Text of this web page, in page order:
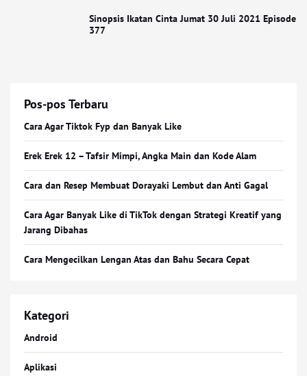
Sinopsis Ikatan Cinta Jumat 30 Juli 2021 Episode
377
Pos-pos Terbaru
Cara Agar Tiktok Fyp dan Banyak Like
Erek Erek 12 – Tafsir Mimpi, Angka Main dan Kode Alam
Cara dan Resep Membuat Dorayaki Lembut dan Anti Gagal
Cara Agar Banyak Like di TikTok dengan Strategi Kreatif yang
Jarang Dibahas
Cara Mengecilkan Lengan Atas dan Bahu Secara Cepat
Kategori
Android
Aplikasi